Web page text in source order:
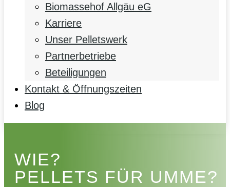
Biomassehof Allgäu eG
Karriere
Unser Pelletswerk
Partnerbetriebe
Beteiligungen
Kontakt & Öffnungszeiten
Blog
WIE?
PELLETS FÜR UMME?